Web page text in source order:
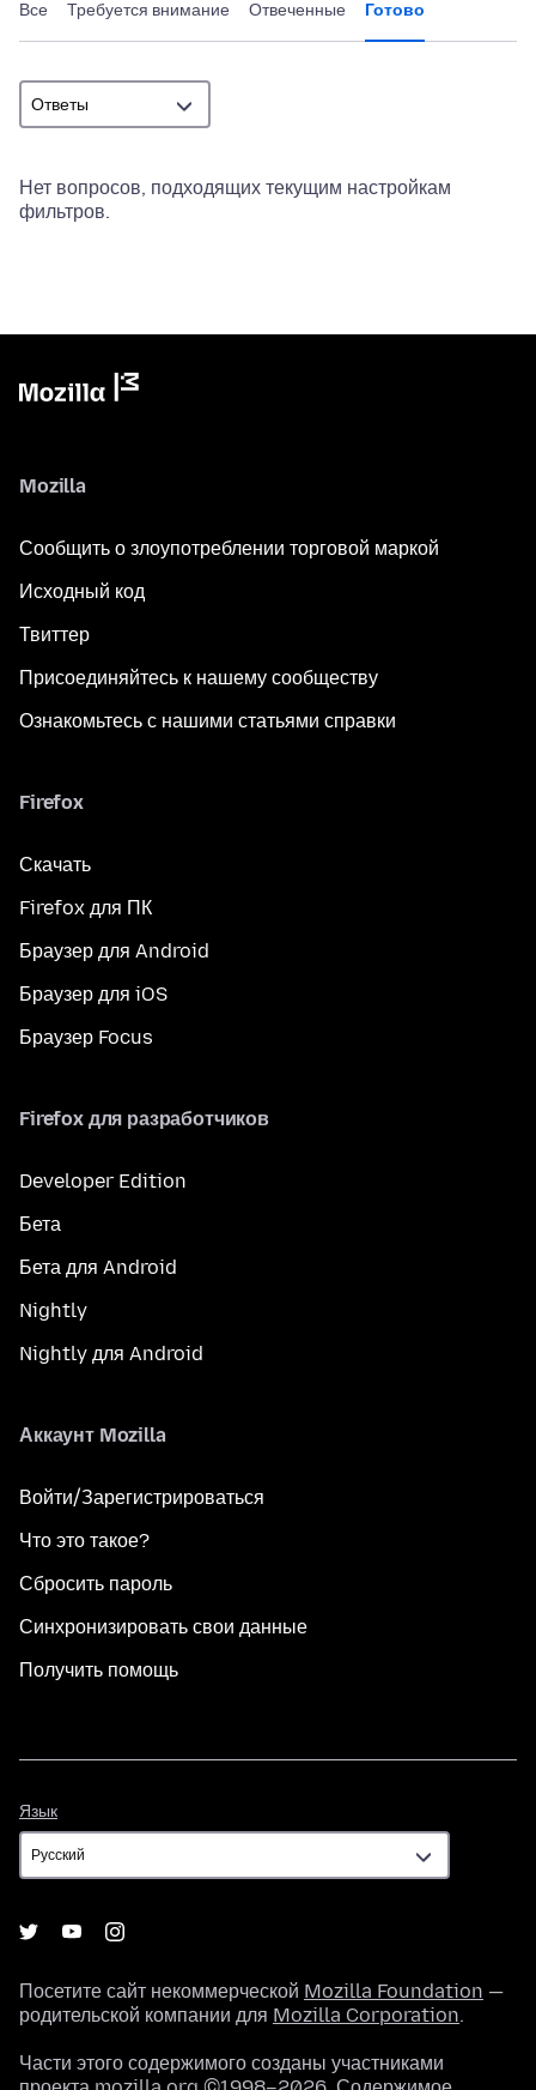
Все Требуется внимание Отвеченные Готово
Нет вопросов, подходящих текущим настройкам
фильтров.
Mozilla
Сообщить о злоупотреблении торговой маркой
Исходный код
Твиттер
Присоединяйтесь к нашему сообществу
Ознакомьтесь с нашими статьями справки
Firefox
Скачать
Firefox для ПК
Браузер для Android
Браузер для iOS
Браузер Focus
Firefox для разработчиков
Developer Edition
Бета
Бета для Android
Nightly
Nightly для Android
Аккаунт Mozilla
Войти/Зарегистрироваться
Что это такое?
Сбросить пароль
Синхронизировать свои данные
Получить помощь
Язык
Посетите сайт некоммерческой Mozilla Foundation —
родительской компании для Mozilla Corporation.
Части этого содержимого созданы участниками